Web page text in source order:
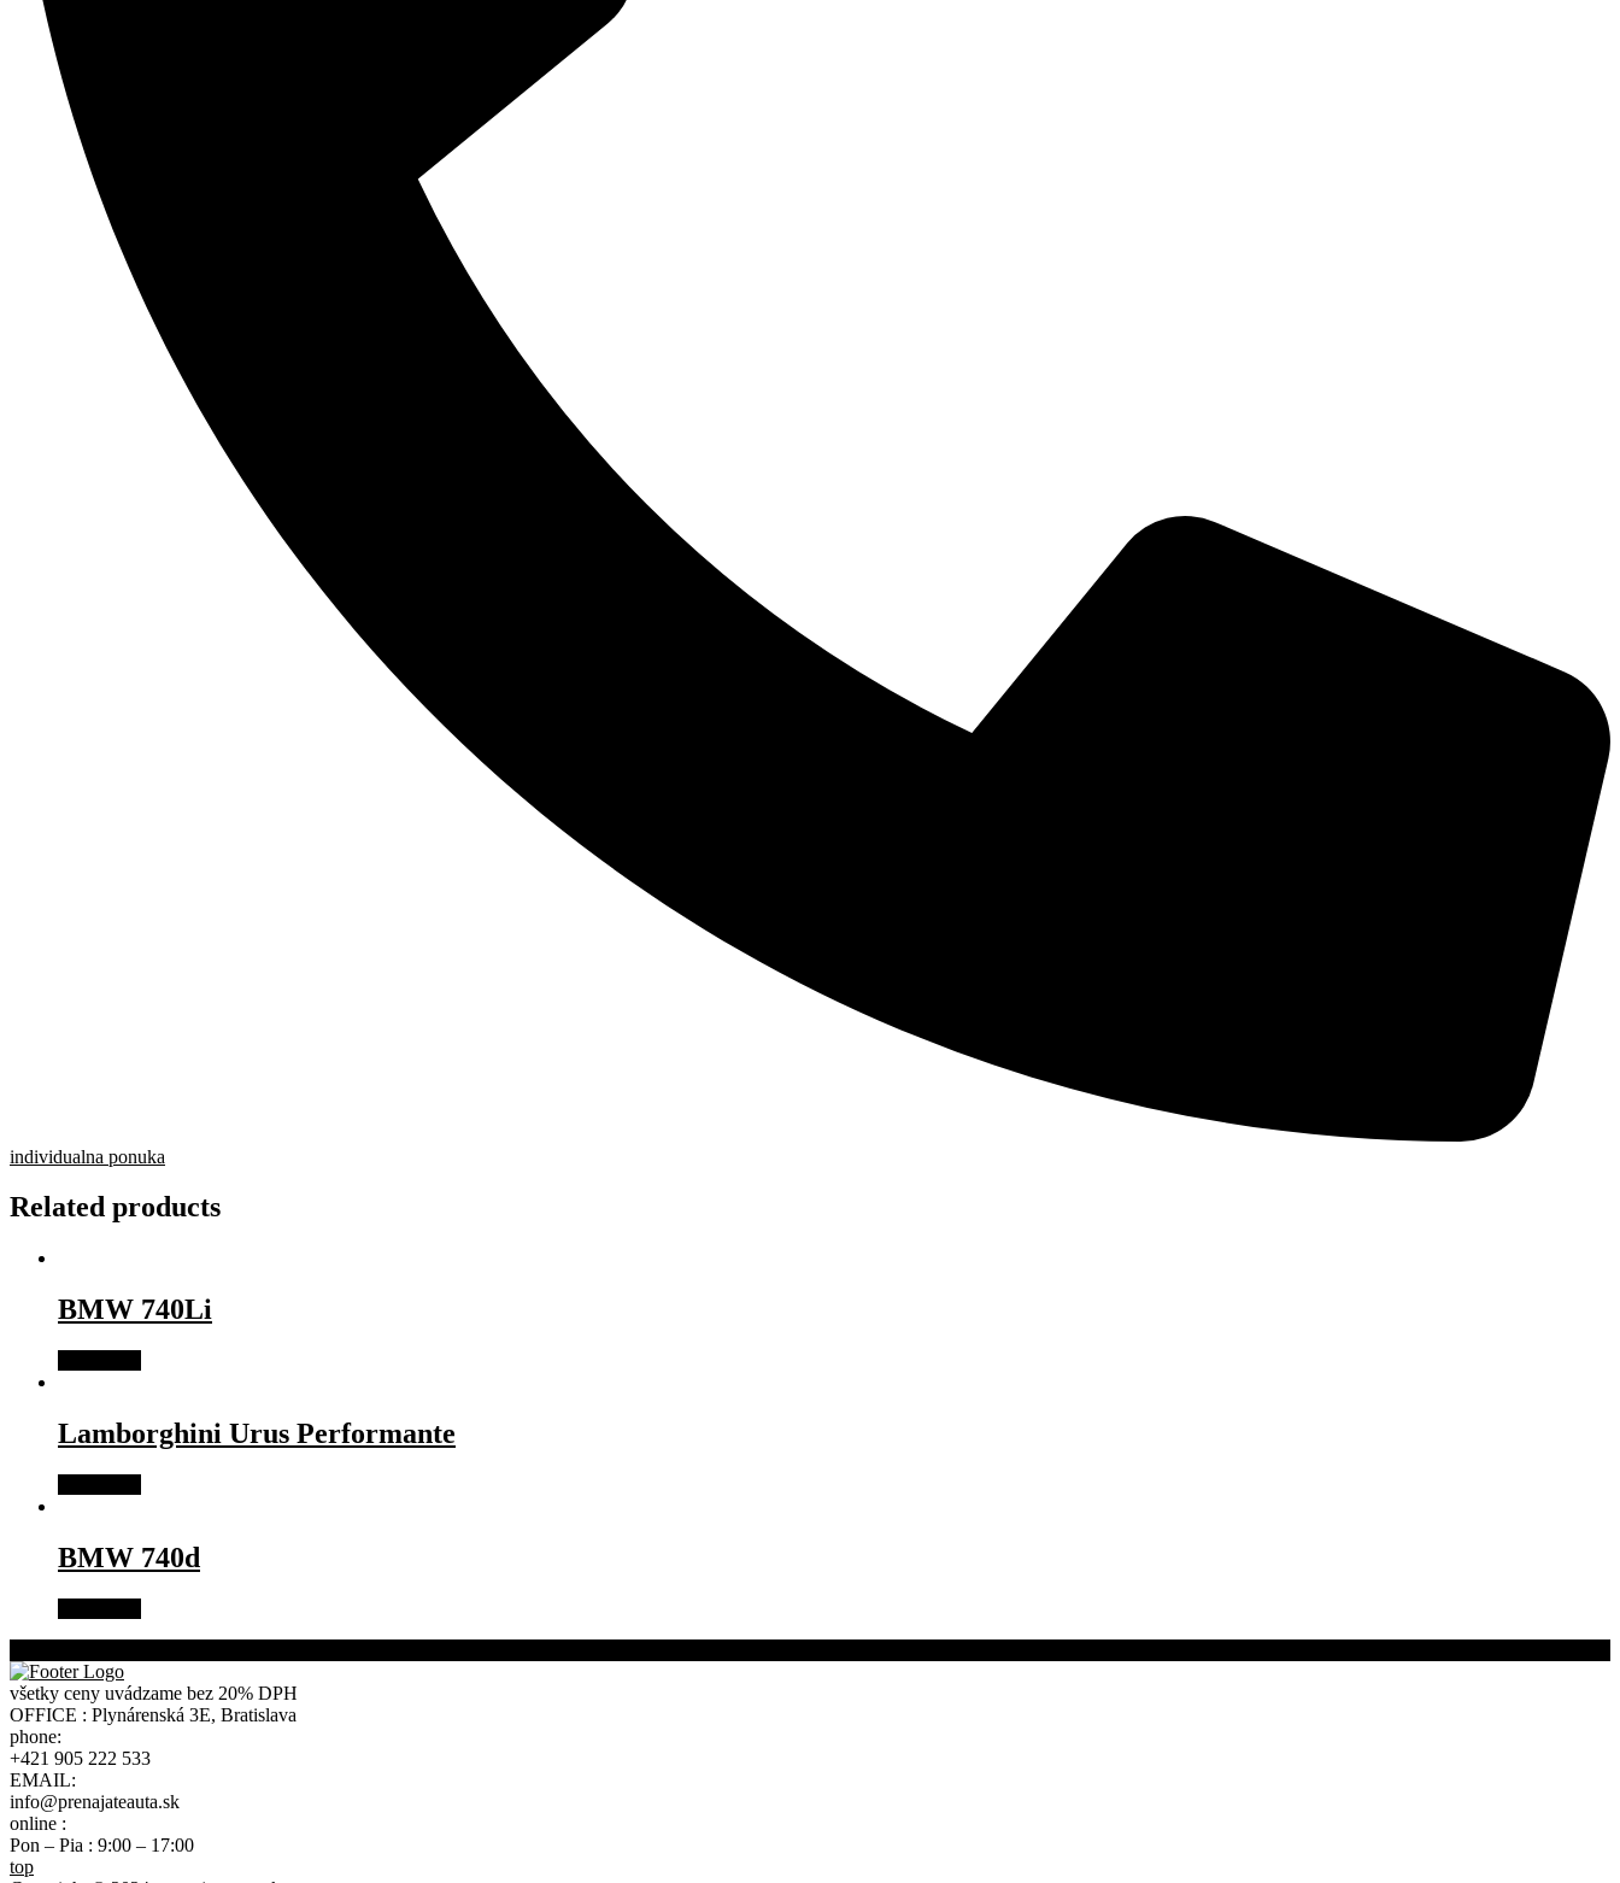
individualna ponuka
Related products
BMW 740Li
Lamborghini Urus Performante
BMW 740d
všetky ceny uvádzame bez 20% DPH
OFFICE : Plynárenská 3E, Bratislava
phone:
+421 905 222 533
EMAIL:
info@prenajateauta.sk
online :
Pon – Pia : 9:00 – 17:00
top